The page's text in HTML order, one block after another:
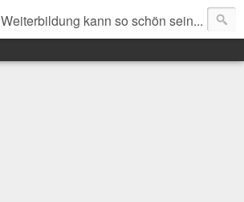
Weiterbildung kann so schön sein...